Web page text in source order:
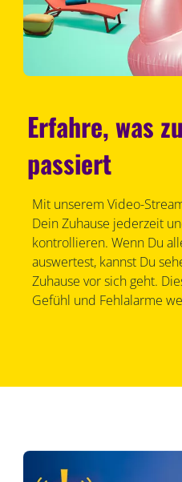
Erfahre, was
passiert
Mit unserem Video-
Dein Zuhause jederzeit
kontrollieren. Wenn Du
auswertest, kannst Du
Zuhause vor sich geht.
Gefühl und Fehlalarme